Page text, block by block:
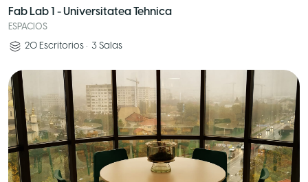
Fab Lab 1 - Universitatea Tehnica
ESPACIOS
20 Escritorios • 3 Salas